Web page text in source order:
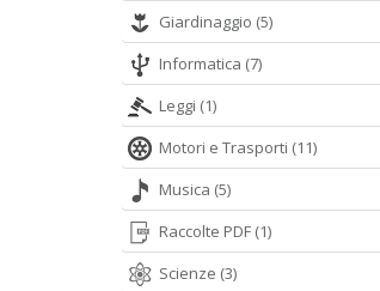
Giardinaggio (5)
Informatica (7)
Leggi (1)
Motori e Trasporti (11)
Musica (5)
Raccolte PDF (1)
Scienze (3)